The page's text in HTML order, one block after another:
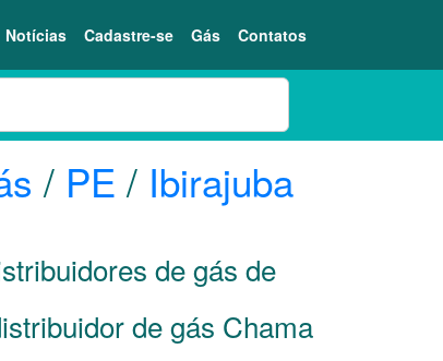
Notícias Cadastre-se Gás Contatos
/ PE / Ibirajuba
de gás de
de gás Chama